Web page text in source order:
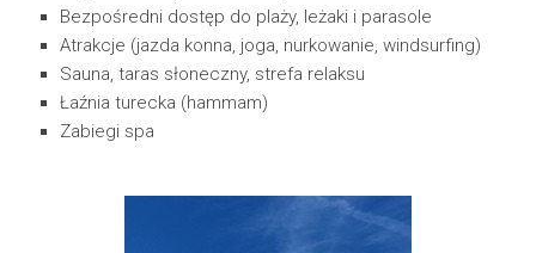
Bezpośredni dostęp do plaży, leżaki i parasole
Atrakcje (jazda konna, joga, nurkowanie, windsurfing)
Sauna, taras słoneczny, strefa relaksu
Łaźnia turecka (hammam)
Zabiegi spa